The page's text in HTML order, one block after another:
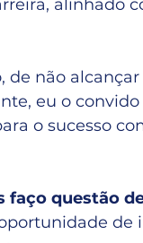
alinhado
de não
eu o
o sucesso
faço questão
de